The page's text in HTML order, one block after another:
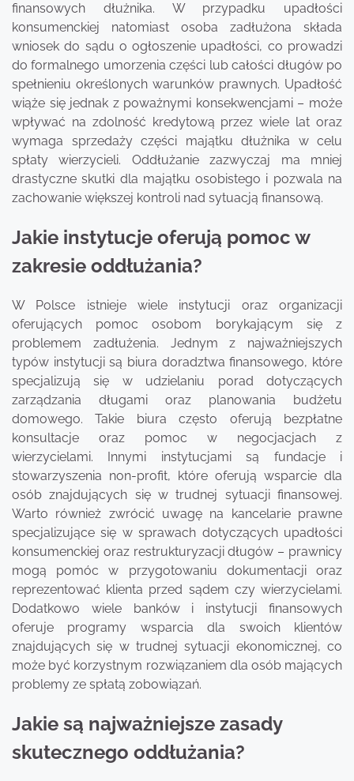
finansowych dłużnika. W przypadku upadłości
konsumenckiej natomiast osoba zadłużona składa
wniosek do sądu o ogłoszenie upadłości, co prowadzi
do formalnego umorzenia części lub całości długów po
spełnieniu określonych warunków prawnych. Upadłość
wiąże się jednak z poważnymi konsekwencjami – może
wpływać na zdolność kredytową przez wiele lat oraz
wymaga sprzedaży części majątku dłużnika w celu
spłaty wierzycieli. Oddłużanie zazwyczaj ma mniej
drastyczne skutki dla majątku osobistego i pozwala na
zachowanie większej kontroli nad sytuacją finansową.
Jakie instytucje oferują pomoc w
zakresie oddłużania?
W Polsce istnieje wiele instytucji oraz organizacji
oferujących pomoc osobom borykającym się z
problemem zadłużenia. Jednym z najważniejszych
typów instytucji są biura doradztwa finansowego, które
specjalizują się w udzielaniu porad dotyczących
zarządzania długami oraz planowania budżetu
domowego. Takie biura często oferują bezpłatne
konsultacje oraz pomoc w negocjacjach z
wierzycielami. Innymi instytucjami są fundacje i
stowarzyszenia non-profit, które oferują wsparcie dla
osób znajdujących się w trudnej sytuacji finansowej.
Warto również zwrócić uwagę na kancelarie prawne
specjalizujące się w sprawach dotyczących upadłości
konsumenckiej oraz restrukturyzacji długów – prawnicy
mogą pomóc w przygotowaniu dokumentacji oraz
reprezentować klienta przed sądem czy wierzycielami.
Dodatkowo wiele banków i instytucji finansowych
oferuje programy wsparcia dla swoich klientów
znajdujących się w trudnej sytuacji ekonomicznej, co
może być korzystnym rozwiązaniem dla osób mających
problemy ze spłatą zobowiązań.
Jakie są najważniejsze zasady
skutecznego oddłużania?